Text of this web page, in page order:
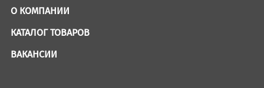
О КОМПАНИИ
КАТАЛОГ ТОВАРОВ
ВАКАНСИИ